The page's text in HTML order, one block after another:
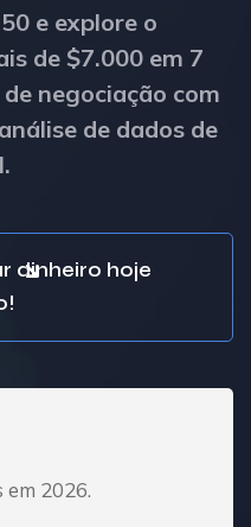
e explore o
de $7.000 em 7
negociação com
de dados de
dinheiro hoje
2026.